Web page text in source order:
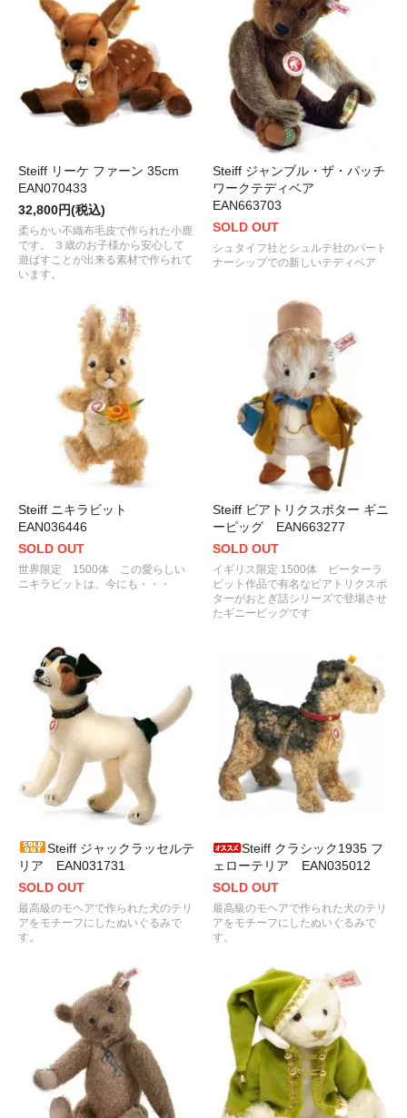
Steiff リーケ ファーン 35cm
EAN070433
32,800円(税込)
柔らかい不織布毛皮で作られた小鹿
です。 ３歳のお子様から安心して
遊ばすことが出来る素材で作られて
います。
Steiff ジャンブル・ザ・パッチ
ワークテディベア
EAN663703
SOLD OUT
シュタイフ社とシュルテ社のパート
ナーシップでの新しいテディベア
Steiff ニキラビット
EAN036446
SOLD OUT
世界限定 1500体 この愛らしい
ニキラビットは、今にも・・・
Steiff ビアトリクスポター ギニ
ーピッグ EAN663277
SOLD OUT
イギリス限定 1500体 ピーターラ
ビット作品で有名なビアトリクスポ
ターがおとぎ話シリーズで登場させ
たギニーピッグです
Steiff ジャックラッセルテ
リア EAN031731
SOLD OUT
最高級のモヘアで作られた犬のテリ
アをモチーフにしたぬいぐるみで
す。
Steiff クラシック1935 フ
ェローテリア EAN035012
SOLD OUT
最高級のモヘアで作られた犬のテリ
アをモチーフにしたぬいぐるみで
す。